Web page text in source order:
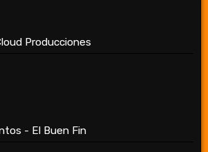
Producciones
- El Buen Fin